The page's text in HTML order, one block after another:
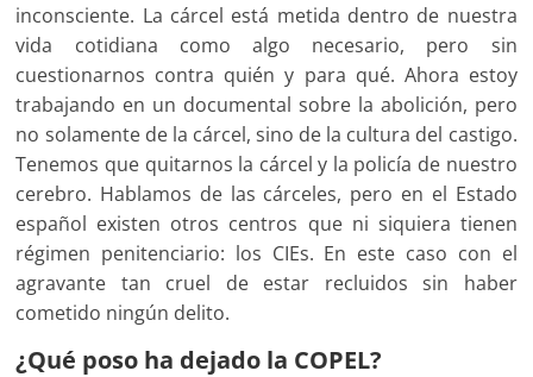
inconsciente. La cárcel está metida dentro de nuestra
vida cotidiana como algo necesario, pero sin
cuestionarnos contra quién y para qué. Ahora estoy
trabajando en un documental sobre la abolición, pero
no solamente de la cárcel, sino de la cultura del castigo.
Tenemos que quitarnos la cárcel y la policía de nuestro
cerebro. Hablamos de las cárceles, pero en el Estado
español existen otros centros que ni siquiera tienen
régimen penitenciario: los CIEs. En este caso con el
agravante tan cruel de estar recluidos sin haber
cometido ningún delito.
¿Qué poso ha dejado la COPEL?